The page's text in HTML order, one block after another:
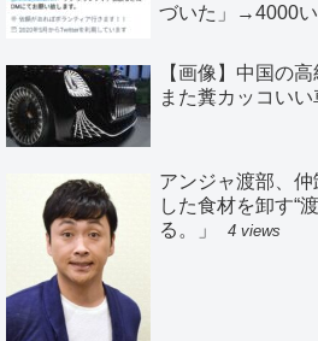
づいた」→4000
【画像】中国の
また糞カッコいい
アンジャ渡部、
した食材を卸す“
る。」
4 views